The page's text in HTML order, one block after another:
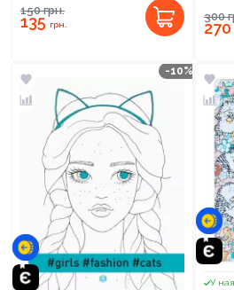
150грн.
135грн.
300
270
-10%
У